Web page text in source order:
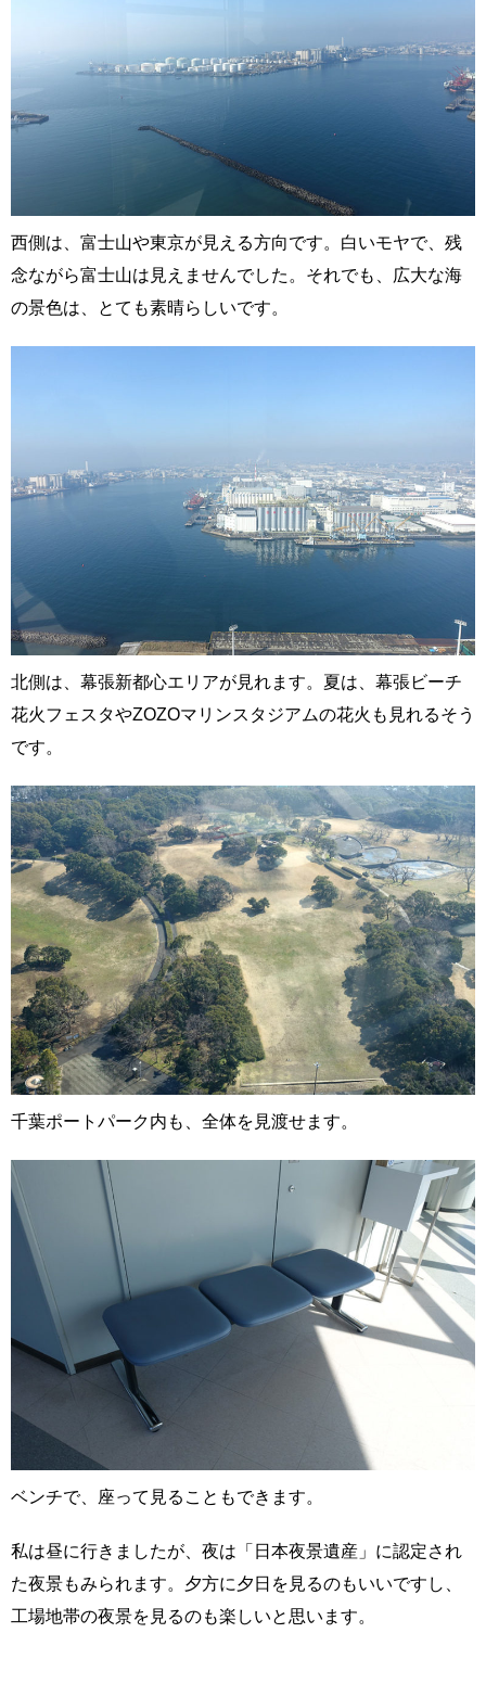
西側は、富士山や東京が見える方向です。白いモヤで、残
念ながら富士山は見えませんでした。それでも、広大な海
の景色は、とても素晴らしいです。
北側は、幕張新都心エリアが見れます。夏は、幕張ビーチ
花火フェスタやZOZOマリンスタジアムの花火も見れるそう
です。
千葉ポートパーク内も、全体を見渡せます。
ベンチで、座って見ることもできます。
私は昼に行きましたが、夜は「日本夜景遺産」に認定され
た夜景もみられます。夕方に夕日を見るのもいいですし、
工場地帯の夜景を見るのも楽しいと思います。